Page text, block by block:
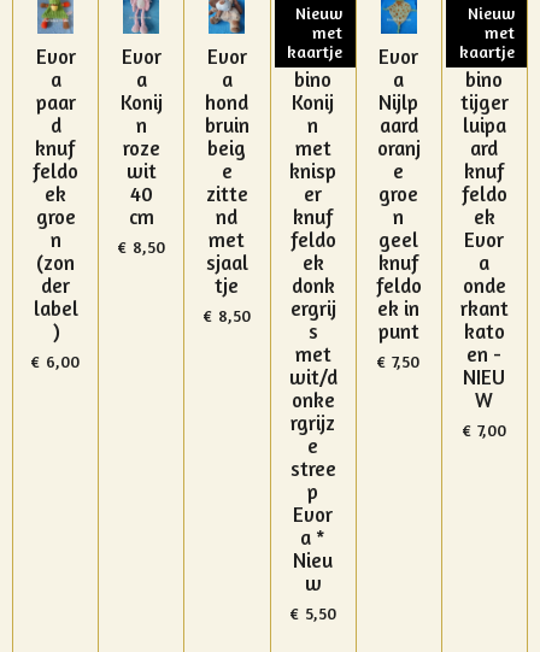
Evor
a
paar
d
knuf
feldo
ek
groe
n
(zon
der
label
)
€ 6,00
Evor
a
Konij
n
roze
wit
40
cm
€ 8,50
Evor
a
hond
bruin
beig
e
zitte
nd
met
sjaal
tje
€ 8,50
Nieuw
met
kaartje
Bam
bino
Konij
n
met
knisp
er
knuf
feldo
ek
donk
ergrij
s
met
wit/d
onke
rgrijz
e
stree
p
Evor
a *
Nieu
w
€ 5,50
Evor
a
Nijlp
aard
oranj
e
groe
n
geel
knuf
feldo
ek in
punt
€ 7,50
Nieuw
met
kaartje
Bam
bino
tijger
luipa
ard
knuf
feldo
ek
Evor
a
onde
rkant
kato
en -
NIEU
W
€ 7,00